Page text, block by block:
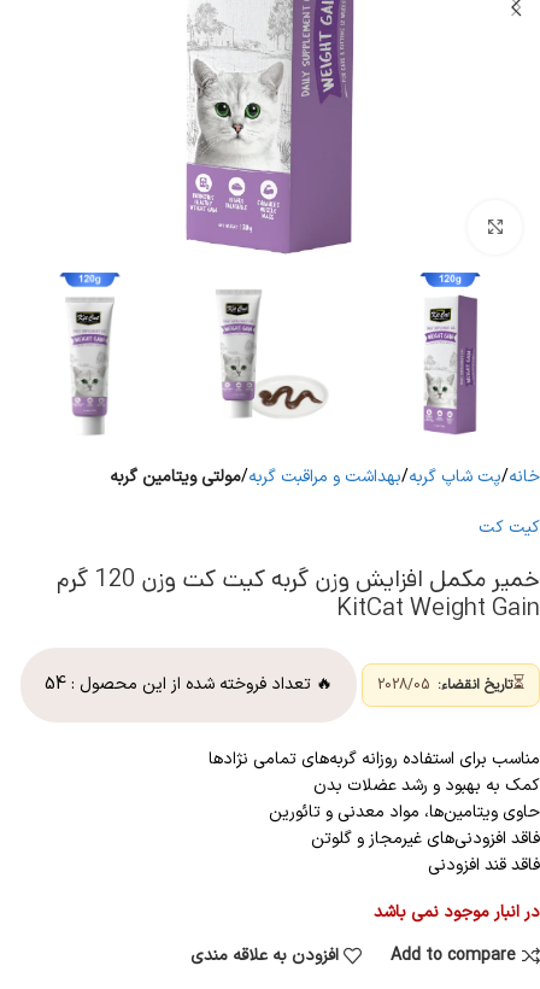
خانه پت شاپ گربه بهداشت و مراقبت گربه مولتی ویتامین گربه
کیت کت
خمیر مکمل افزایش وزن گربه کیت کت وزن 120 گرم
KitCat Weight Gain
⏳تاریخ انقضاء: 🔥 تعداد فروخته شده از این محصول :54
مناسب برای استفاده روزانه گربه‌های تمامی نژادها
کمک به بهبود و رشد عضلات بدن
حاوی ویتامین‌ها، مواد معدنی و تائورین
فاقد افزودنی‌های غیرمجاز و گلوتن
فاقد قند افزودنی
در انبار موجود نمی باشد
Add to compare
افزودن به علاقه مندی